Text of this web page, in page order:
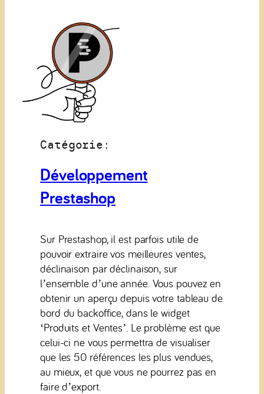
Catégorie:
Développement
Prestashop
Sur Prestashop, il est parfois utile de
pouvoir extraire vos meilleures ventes,
déclinaison par déclinaison, sur
l’ensemble d’une année. Vous pouvez en
obtenir un aperçu depuis votre tableau de
bord du backoffice, dans le widget
‘Produits et Ventes’. Le problème est que
celui-ci ne vous permettra de visualiser
que les 50 références les plus vendues,
au mieux, et que vous ne pourrez pas en
faire d’export.